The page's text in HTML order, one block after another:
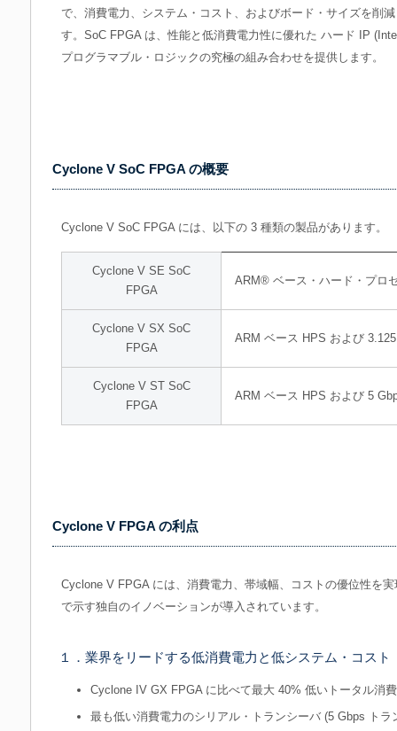
で、消費電力、システム・コスト、およびボード・サイズを削
す。SoC FPGA は、性能と低消費電力性に優れた ハード IP
プログラマブル・ロジックの究極の組み合わせを提供します。
Cyclone V SoC FPGA の概要
Cyclone V SoC FPGA には、以下の 3 種類の製品があります。
Cyclone V SE SoC
FPGA
ARM® ベース・ハード・プロ
Cyclone V SX SoC
FPGA
ARM ベース HPS および
Cyclone V ST SoC
FPGA
ARM ベース HPS および 5
Cyclone V FPGA の利点
Cyclone V FPGA には、消費電力、帯域幅、コストの優位性を
で示す独自のイノベーションが導入されています。
１．業界をリードする低消費電力と低システム・コスト
Cyclone IV GX FPGA に比べて最大 40% 低いトータル消
最も低い消費電力のシリアル・トランシーバ (5 Gbps ト